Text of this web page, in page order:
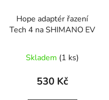
Hope adaptér řazení
Tech 4 na SHIMANO EV
Skladem (1 ks)
530 Kč